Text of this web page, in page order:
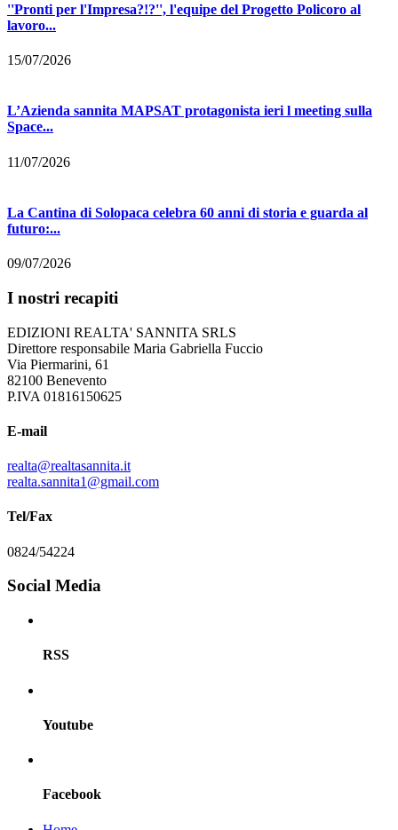
''Pronti per l'Impresa?!?'', l'equipe del Progetto Policoro al
lavoro...
15/07/2026
L’Azienda sannita MAPSAT protagonista ieri l meeting sulla
Space...
11/07/2026
La Cantina di Solopaca celebra 60 anni di storia e guarda al
futuro:...
09/07/2026
I nostri recapiti
EDIZIONI REALTA' SANNITA SRLS
Direttore responsabile Maria Gabriella Fuccio
Via Piermarini, 61
82100 Benevento
P.IVA 01816150625
E-mail
realta@realtasannita.it
realta.sannita1@gmail.com
Tel/Fax
0824/54224
Social Media
RSS
Youtube
Facebook